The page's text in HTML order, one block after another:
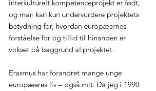
interkulturelt kompetenceprojekt er født,
og man kan kun undervurdere projektets
betydning for, hvordan europæernes
forståelse for og tillid til hinanden er
vokset på baggrund af projektet.
Erasmus har forandret mange unge
europæeres liv – også mit. Da jeg i 1990